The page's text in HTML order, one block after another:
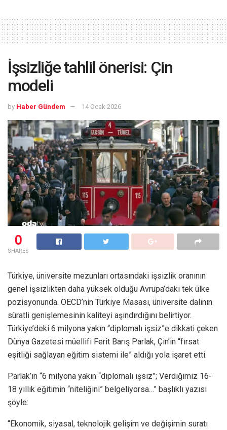
İşsizliğe tahlil önerisi: Çin
modeli
by Haber Gündem 14 Ocak 2026
0
SHARES
Türkiye, üniversite mezunları ortasındaki işsizlik oranının
genel işsizlikten daha yüksek olduğu Avrupa’daki tek ülke
pozisyonunda. OECD’nin Türkiye Masası, üniversite dalının
süratli genişlemesinin kaliteyi aşındırdığını belirtiyor.
Türkiye’deki 6 milyona yakın “diplomalı işsiz”e dikkati çeken
Dünya Gazetesi müellifi Ferit Barış Parlak, Çin’in “fırsat
eşitliği sağlayan eğitim sistemi ile” aldığı yola işaret etti.
Parlak’ın “6 milyona yakın “diplomalı işsiz”; Verdiğimiz 16-
18 yıllık eğitimin “niteliğini” belgeliyorsa…” başlıklı yazısı
şöyle:
“Ekonomik, siyasal, teknolojik gelişim ve deği­şimin suratı